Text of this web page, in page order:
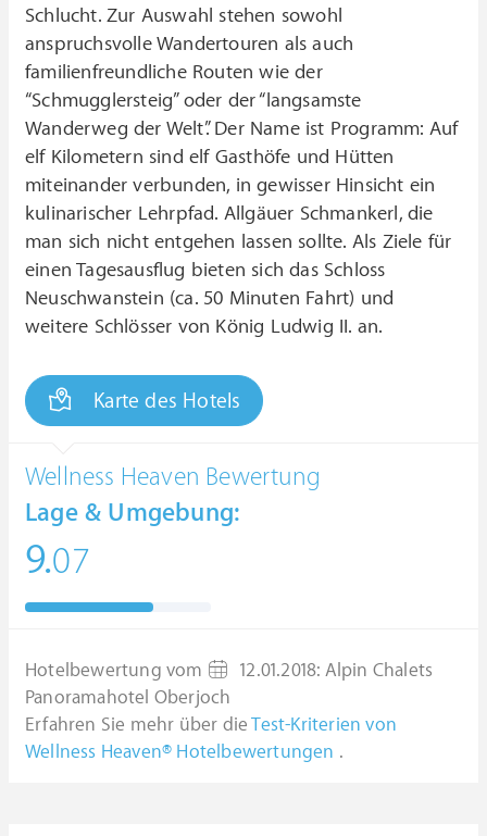
Schlucht. Zur Auswahl stehen sowohl
anspruchsvolle Wandertouren als auch
familienfreundliche Routen wie der
“Schmugglersteig” oder der “langsamste
Wanderweg der Welt”. Der Name ist Programm: Auf
elf Kilometern sind elf Gasthöfe und Hütten
miteinander verbunden, in gewisser Hinsicht ein
kulinarischer Lehrpfad. Allgäuer Schmankerl, die
man sich nicht entgehen lassen sollte. Als Ziele für
einen Tagesausflug bieten sich das Schloss
Neuschwanstein (ca. 50 Minuten Fahrt) und
weitere Schlösser von König Ludwig II. an.
Karte des Hotels
Wellness Heaven Bewertung
Lage & Umgebung:
9.07
Hotelbewertung vom 12.01.2018: Alpin Chalets
Panoramahotel Oberjoch
Erfahren Sie mehr über dieTest-Kriterien von
Wellness Heaven® Hotelbewertungen .